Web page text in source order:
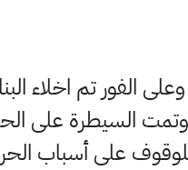
تم اخلاء
وتمت السيطرة على
على أسباب